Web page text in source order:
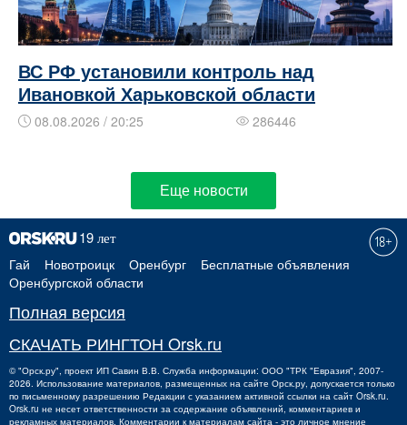
ВС РФ установили контроль над
Ивановкой Харьковской области
08.08.2026 / 20:25 286446
Еще новости
Гай Новотроицк Оренбург
Бесплатные объявления
Оренбургской области
Полная версия
СКАЧАТЬ РИНГТОН Orsk.ru
©"Орск.ру" , проект ИП Савин В.В. Служба информации: ООО "ТРК "Евразия", 2007-
2026. Использование материалов, размещенных на сайте Орск.ру, допускается только
по письменному разрешению Редакции с указанием активной ссылки на сайт Orsk.ru.
Orsk.ru не несет ответственности за содержание объявлений, комментариев и
рекламных материалов. Комментарии к материалам сайта - это личное мнение